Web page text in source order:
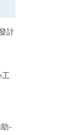
計
工
-